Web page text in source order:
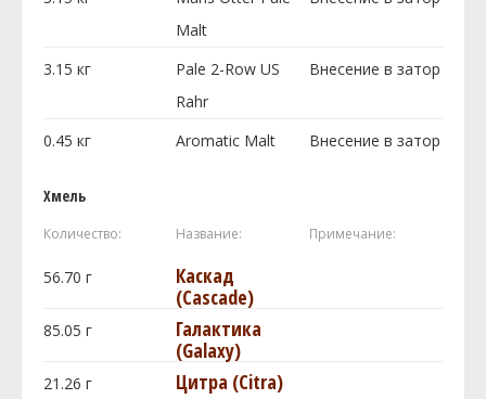
Malt
3.15 кг
Pale 2-Row US
Rahr
Внесение в затор
0.45 кг Aromatic Malt Внесение в затор
Хмель
Количество: Название: Примечание:
56.70 г
Каскад
(Cascade)
85.05 г
Галактика
(Galaxy)
21.26 г Цитра (Citra)